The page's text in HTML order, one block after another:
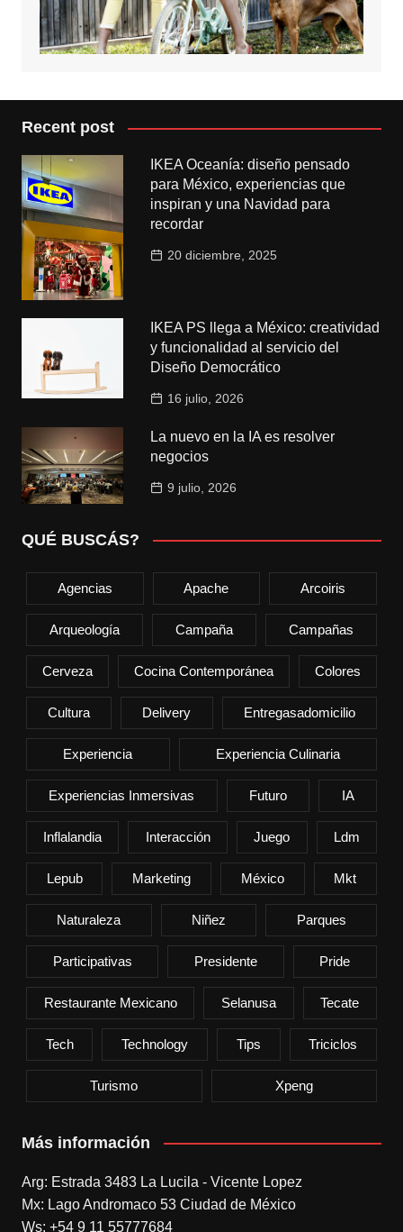
Recent post
IKEA Oceanía: diseño pensado
para México, experiencias que
inspiran y una Navidad para
recordar
20 diciembre, 2025
IKEA PS llega a México: creatividad
y funcionalidad al servicio del
Diseño Democrático
16 julio, 2026
La nuevo en la IA es resolver
negocios
9 julio, 2026
QUÉ BUSCÁS?
Agencias Apache Arcoiris
Arqueología Campaña Campañas
Cerveza Cocina Contemporánea Colores
Cultura Delivery Entregasadomicilio
Experiencia Experiencia Culinaria
Experiencias Inmersivas Futuro IA
Inflalandia Interacción Juego Ldm
Lepub Marketing México Mkt
Naturaleza Niñez Parques
Participativas Presidente Pride
Restaurante Mexicano Selanusa Tecate
Tech Technology Tips Triciclos
Turismo Xpeng
Más información
Arg: Estrada 3483 La Lucila - Vicente Lopez
Mx: Lago Andromaco 53 Ciudad de México
Ws: +54 9 11 55777684